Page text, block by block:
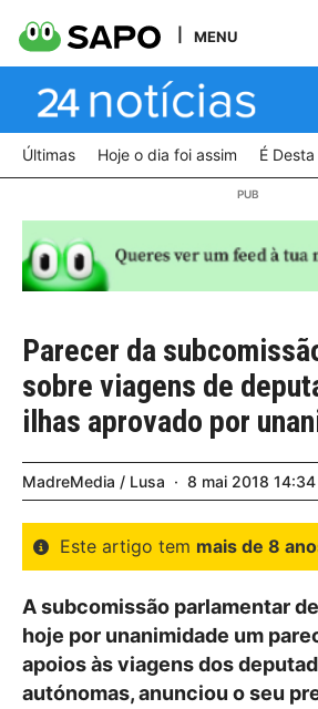
MENU
Últimas Hoje o dia foi assim É
Parecer da
sobre viagens de
ilhas aprovado por
MadreMedia / Lusa 8 mai 2018 14:34
Este artigo tem mais de 8
A subcomissão parlamentar
hoje por unanimidade um
apoios às viagens dos
autónomas, anunciou o seu